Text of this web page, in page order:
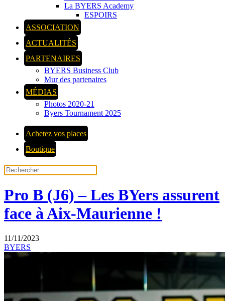
La BYERS Academy
ESPOIRS
ASSOCIATION
ACTUALITÉS
PARTENAIRES
BYERS Business Club
Mur des partenaires
MÉDIAS
Photos 2020-21
Byers Tournament 2025
Achetez vos places
Boutique
Pro B (J6) – Les BYers assurent
face à Aix-Maurienne !
11/11/2023
BYERS